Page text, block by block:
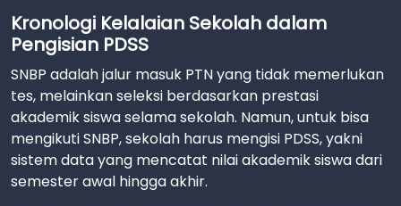
Kronologi Kelalaian Sekolah dalam
Pengisian PDSS
SNBP adalah jalur masuk PTN yang tidak memerlukan
tes, melainkan seleksi berdasarkan prestasi
akademik siswa selama sekolah. Namun, untuk bisa
mengikuti SNBP, sekolah harus mengisi PDSS, yakni
sistem data yang mencatat nilai akademik siswa dari
semester awal hingga akhir.